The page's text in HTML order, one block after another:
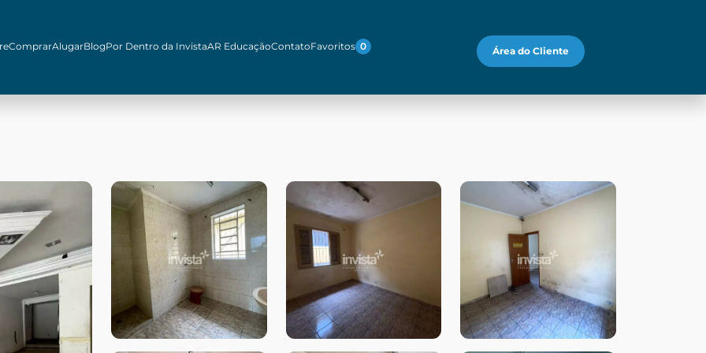
ComprarAlugarBlogPor Dentro da InvistaAR EducaçãoContatoFavoritos 0 Área do Cliente